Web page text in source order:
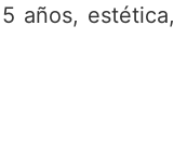
años, estética,